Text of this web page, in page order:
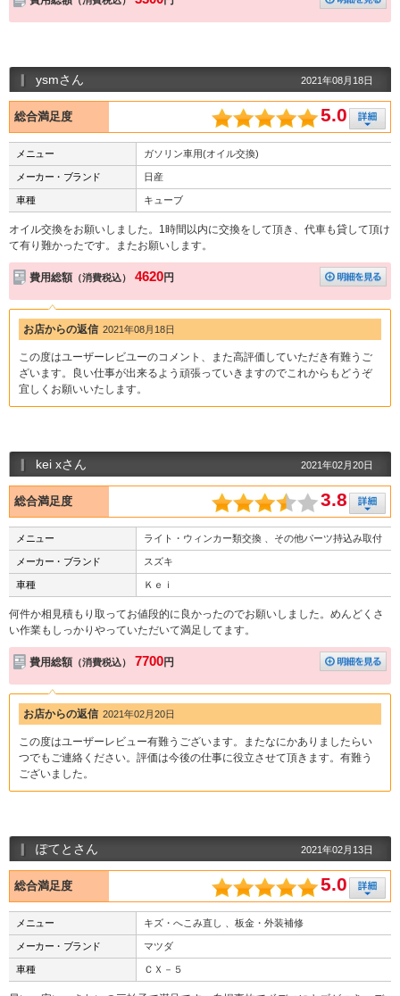
ysmさん 2021年08月18日
総合満足度 5.0
メニュー ガソリン車用(オイル交換)
メーカー・ブランド 日産
車種 キューブ
オイル交換をお願いしました。1時間以内に交換をして頂き、代車も貸して頂け
て有り難かったです。またお願いします。
費用総額 （消費税込） 4620円
お店からの返信 2021年08月18日
この度はユーザーレビユーのコメント、また高評価していただき有難うご
ざいます。良い仕事が出来るよう頑張っていきますのでこれからもどうぞ
宜しくお願いいたします。
kei xさん 2021年02月20日
総合満足度 3.8
メニュー ライト・ウィンカー類交換 、その他パーツ持込み取付
メーカー・ブランド スズキ
車種 Ｋｅｉ
何件か相見積もり取ってお値段的に良かったのでお願いしました。めんどくさ
い作業もしっかりやっていただいて満足してます。
費用総額 （消費税込） 7700円
お店からの返信 2021年02月20日
この度はユーザーレビュー有難うございます。またなにかありましたらい
つでもご連絡ください。評価は今後の仕事に役立させて頂きます。有難う
ございました。
ぽてとさん 2021年02月13日
総合満足度 5.0
メニュー キズ・へこみ直し 、板金・外装補修
メーカー・ブランド マツダ
車種 ＣＸ－５